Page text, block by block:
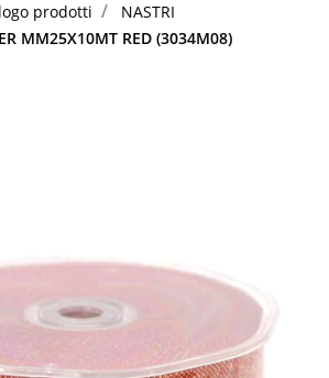
prodotti
NASTRI
MM25X10MT RED (3034M08)